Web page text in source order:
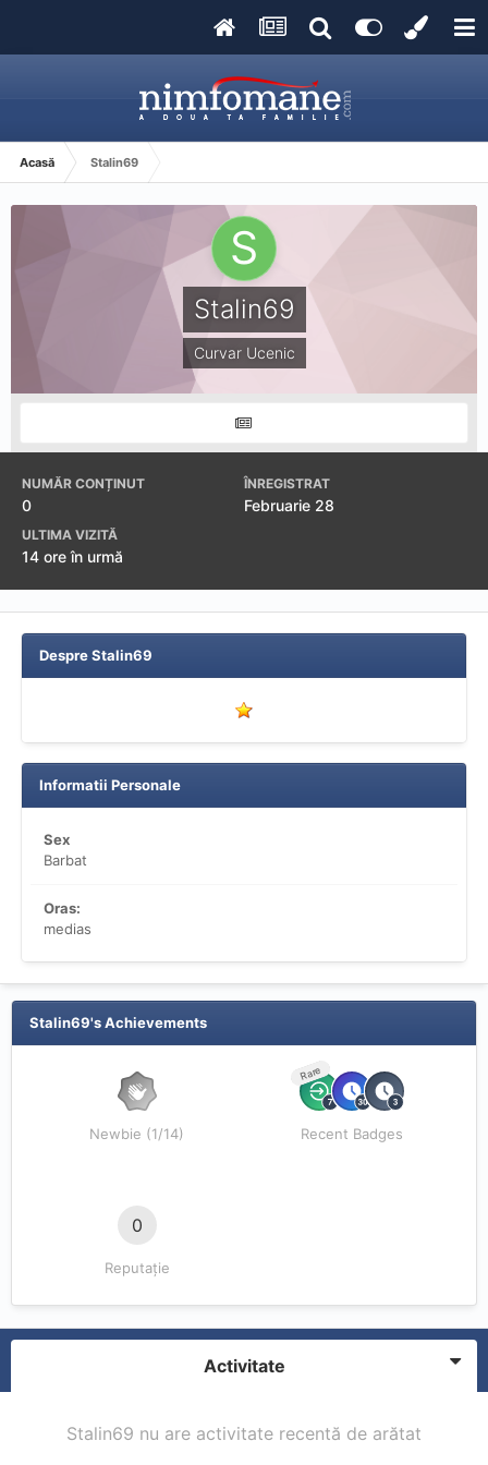
Acasă Stalin69
Stalin69
Curvar Ucenic
NUMĂR CONȚINUT
0
ÎNREGISTRAT
Februarie 28
ULTIMA VIZITĂ
14 ore în urmă
Despre Stalin69
Informatii Personale
Sex
Barbat
Oras:
medias
Stalin69's Achievements
Newbie (1/14)
Rare
Recent Badges
0
Reputație
Activitate
Stalin69 nu are activitate recentă de arătat